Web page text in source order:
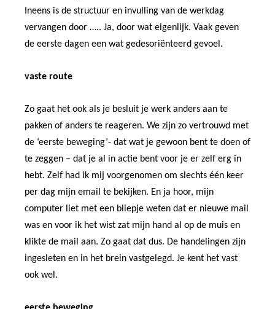
Ineens is de structuur en invulling van de werkdag
vervangen door ….. Ja, door wat eigenlijk. Vaak geven
de eerste dagen een wat gedesoriënteerd gevoel.
vaste route
Zo gaat het ook als je besluit je werk anders aan te
pakken of anders te reageren. We zijn zo vertrouwd met
de ‘eerste beweging’- dat wat je gewoon bent te doen of
te zeggen – dat je al in actie bent voor je er zelf erg in
hebt. Zelf had ik mij voorgenomen om slechts één keer
per dag mijn email te bekijken. En ja hoor, mijn
computer liet met een bliepje weten dat er nieuwe mail
was en voor ik het wist zat mijn hand al op de muis en
klikte de mail aan. Zo gaat dat dus. De handelingen zijn
ingesleten en in het brein vastgelegd. Je kent het vast
ook wel.